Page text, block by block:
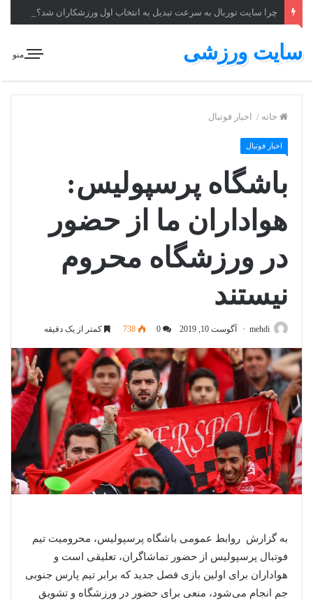
چرا سایت توربال به ‌سرعت تبدیل به انتخاب اول ورزشکاران شد؟
منو سایت ورزشی
خانه / اخبار فوتبال
اخبار فوتبال
باشگاه پرسپولیس:
هواداران ما از حضور
در ورزشگاه محروم
نیستند
mehdi آگوست 10, 2019 738 کمتر از یک دقیقه
به گزارش روابط عمومی باشگاه پرسپولیس، محرومیت تیم
فوتبال پرسپولیس از حضور تماشاگران، تعلیقی است و
هواداران برای اولین بازی فصل جدید که برابر تیم پارس جنوبی
جم انجام می‌شود، منعی برای حضور در ورزشگاه و تشویق